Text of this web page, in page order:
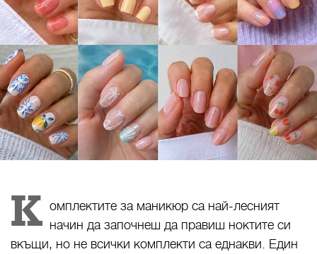
К омплектите за маникюр са най-лесният
начин да започнеш да правиш ноктите си
вкъщи, но не всички комплекти са еднакви. Един